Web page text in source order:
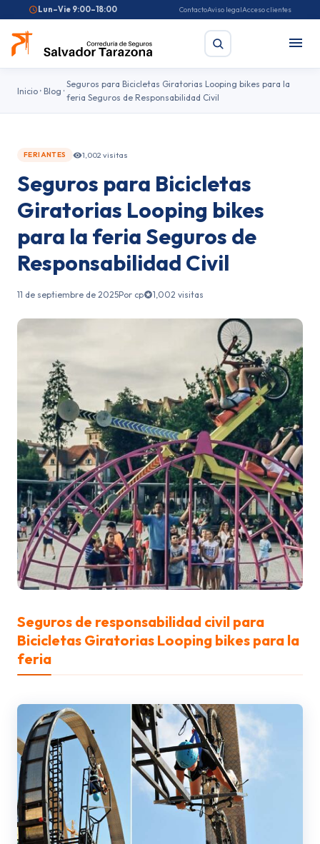
Lun–Vie 9:00–18:00 ContactoAviso legalAcceso clientes
Seguro de salud
Pirotecnia Feriantes Fallas
Inicio Blog
Seguros para Bicicletas Giratorias Looping bikes para la
feria Seguros de Responsabilidad Civil
FERIANTES 1,002 visitas
Seguros para Bicicletas
Giratorias Looping bikes
para la feria Seguros de
Responsabilidad Civil
11 de septiembre de 2025Por cp 1,002 visitas
Seguros de responsabilidad civil para
Bicicletas Giratorias Looping bikes para la
feria